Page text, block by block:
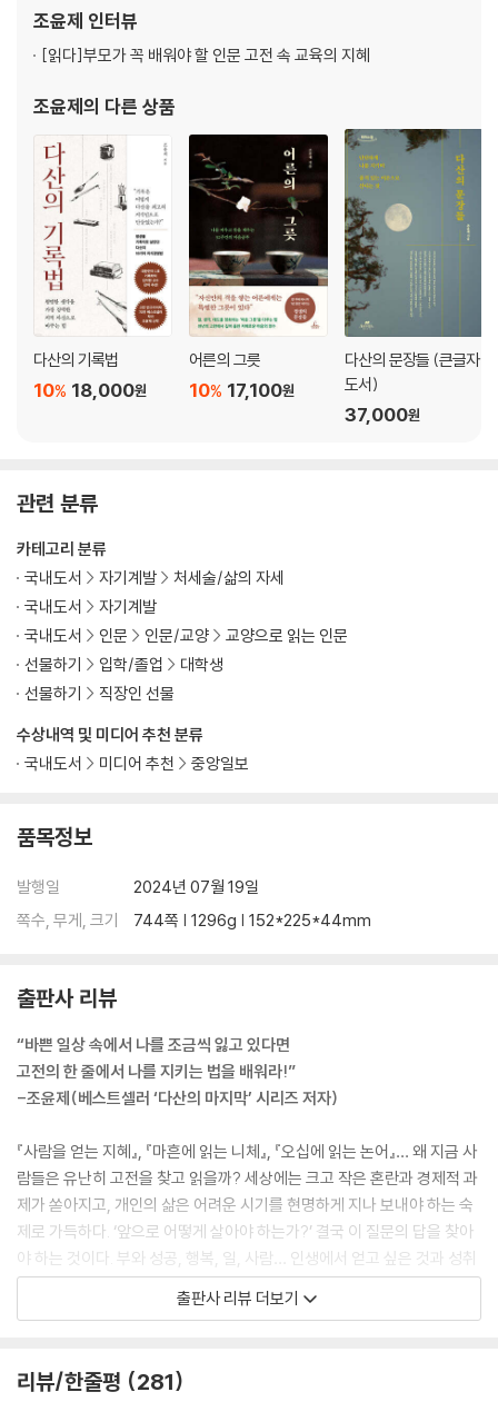
을 만나 위력을 발휘한다/ 타인의 말에 의존하거나 골라 듣지 말라/ 습관
이 행동이 되고 행동이 인생이 된다/ 공부에는 조급함도 느긋함도 방해가
먹고 자란다/ 진정한 공부란 바른 마음의 회복이다 (…)
4월(四月)
준비가 기회를 만나면 행운이 된다/ 남의 이야기를 함부로 옮기지 마라/
멈추지 않고 걸으면 반드시 도달한다/ 무지를 인정하는 겸손에서 배움은
시작된다/ 지식을 얻고 인재를 구하는 데 경계란 없다/ 행복은 가진 것이
아니라 마음속에 있다/ 자신을 믿는 사람은 남을 의심하지 않는다/ 넘치는
것은 모자란 것만 못하다/ 자기 확신만 있다면 말은 당당해진다 (…)
진정한 리더는 사람들이 알고 저절로 따른다/ 스승을 뛰어넘어 새로운 경
의 힘이 진정한 힘이다/ 지혜는 말로 나타나지 않는다/ 사소한 일이 가져
6월(六月)
부와 재물에도 품격이 있다/ 높이 올라서야 멀리 보인다/ 삶의 문제가 복
잡해 보여도 본질은 단순하다/ 실천 없는 말의 잔치를 경계하라/ 완벽하지
않으면 모두 똑같다/ 준비된 자는 하나를 알려주면 셋을 배운다/ 일을 맡
길 때 두 마음을 품지 마라/ 가난은 결코 숙명이 아니다, 선택이다/ 누구도
내 꿈을 대신 꾸지 못 한다/ 힘을 응축하면 더 멀리 도약한다 (…)
가를 수 있다/오직 나만 가진 장점에 집중하라/돈과 삶의 품격을 바꾸지
마라/멈춰야 생각할 수 있고 생각해야 얻을 수 있다/입을 잘 다스리면 전
쟁도 막는다/다른 사람을 대할 때는 먼저 나를 돌아보라/공부, 일, 인간관
8월(八月)
지식은 안에서 들어오고 지혜는 밖으로 나간다/다른 이의 경험과 지혜로
더 큰 성과를 거둔다/탐욕스러운 사람은 가급적 멀리하라/과거만큼 훌륭
흠은 지울 수 없다/일이 잘될 때 더 경계하라/지식을 받아들이는 방식은
저마다 다르다/부모에게 효도하는 집안은 형제의 우애도 짙다/행복은 지
금 이 순간, 우리 발밑에 있다 (…)
9월(九月)
이루고자 한다면 지식과 의지가 필수다/세상이 혼탁할수록 나의 처신을
이 모여든다/불편한 진실을 말해주는 인재를 두어라/원하는 것이 있다면
가?’에 대한 해답을 찾아내 담았다. 오늘날을 살아가는 사
조윤제 인터뷰
[읽다]부모가 꼭 배워야 할 인문 고전 속 교육의 지혜
조윤제의 다른 상품
다산의 기록법
18,000원
10%
어른의 그릇
17,100원
10%
다산의 문장들 (큰글자
도서)
37,000원
관련 분류
수상내역 및 미디어 추천 분류
국내도서
미디어 추천 중앙일보
카테고리 분류
국내도서
자기계발
처세술/삶의 자세
국내도서
자기계발
국내도서
인문 인문/교양
교양으로 읽는 인문
선물하기
입학/졸업
대학생
선물하기
직장인 선물
품목정보
발행일
2024년 07월 19일
쪽수, 무게, 크기
744쪽 | 1296g | 152*225*44mm
출판사 리뷰
“바쁜 일상 속에서 나를 조금씩 잃고 있다면
고전의 한 줄에서 나를 지키는 법을 배워라!”
-조윤제(베스트셀러 ‘다산의 마지막’ 시리즈 저자)
『사람을 얻는 지혜』, 『마흔에 읽는 니체』, 『오십에 읽는 논어』… 왜 지금 사
람들은 유난히 고전을 찾고 읽을까? 세상에는 크고 작은 혼란과 경제적 과
제가 쏟아지고, 개인의 삶은 어려운 시기를 현명하게 지나 보내야 하는 숙
제로 가득하다. ‘앞으로 어떻게 살아야 하는가?’ 결국 이 질문의 답을 찾아
야 하는 것이다. 부와 성공, 행복, 일, 사람… 인생에서 얻고 싶은 것과 성취
하기 위한 목표를 찾기 위해 사람들은 당장의 방법론이나 실천법보다 근본
적이고 본질적인 지혜와 조언을 구하고자 고전을 찾기 시작했다.
작가가 『하루 한 장 고전 수업』을 펴낸 이유가 여기에 있다. 자신을 돌아보
출판사 리뷰 더보기
리뷰/한줄평 281